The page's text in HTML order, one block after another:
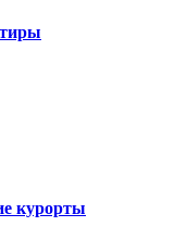
курорты